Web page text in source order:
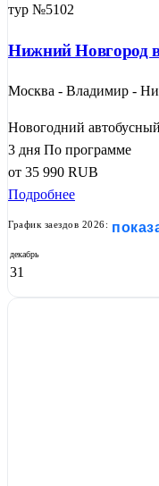
тур №5102
Нижний Новгород
Москва - Владимир -
Новогодний
3 дня По программе
от 35 990 RUB
Подробнее
График заездов 2026:
декабрь
31